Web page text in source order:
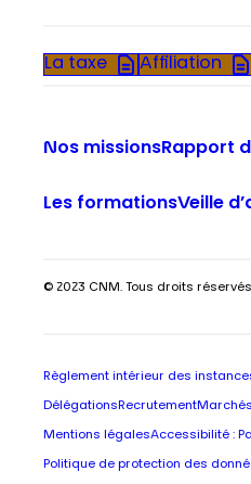
La taxe Affiliation
Nos missionsRapport
Les formationsVeille
© 2023 CNM. Tous droits réservés
Règlement intérieur des
Délégations Recrutement
Mentions légalesAccessibilité :
Politique de protection des